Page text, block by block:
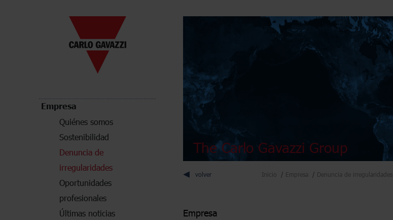
Empresa
Quiénes somos
Sostenibilidad
Denuncia de
irregularidades
Oportunidades
profesionales
Últimas noticias
The Carlo Gavazzi Group
volver Inicio Empresa Denuncia de irregularidades
Empresa